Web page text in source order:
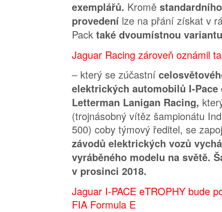
exemplářů. Kromě
provedení lze na přání získat v
Pack také dvoumístnou
Jaguar Racing zároveň oznámil
– který se zúčastní
elektrických automobilů I-Pace
Letterman Lanigan Racing,
(trojnásobný vítěz šampionátu
500) coby týmový ředitel, se
závodů elektrických vozů
vyráběného modelu na světě.
v prosinci 2018.
Jaguar I-PACE eTROPHY bude
FIA Formula E